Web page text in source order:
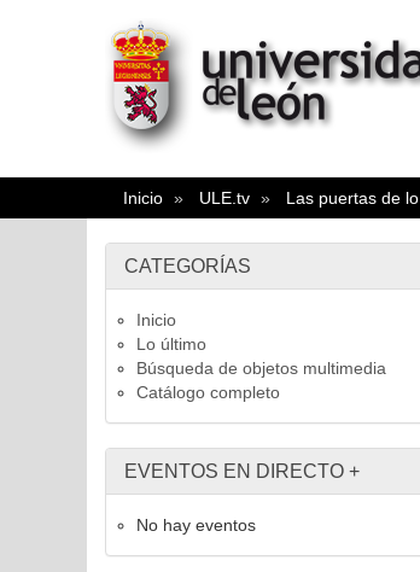
Inicio ULE.tv Las puertas de
CATEGORÍAS
Inicio
Lo último
Búsqueda de objetos multimedia
Catálogo completo
EVENTOS EN DIRECTO +
No hay eventos